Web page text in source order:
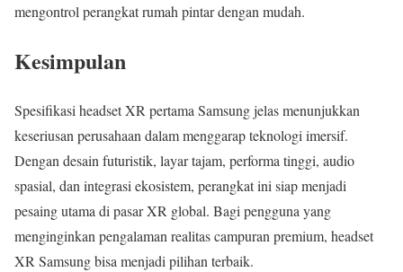
mengontrol perangkat rumah pintar dengan mudah.
Kesimpulan
Spesifikasi headset XR pertama Samsung jelas menunjukkan
keseriusan perusahaan dalam menggarap teknologi imersif.
Dengan desain futuristik, layar tajam, performa tinggi, audio
spasial, dan integrasi ekosistem, perangkat ini siap menjadi
pesaing utama di pasar XR global. Bagi pengguna yang
menginginkan pengalaman realitas campuran premium, headset
XR Samsung bisa menjadi pilihan terbaik.